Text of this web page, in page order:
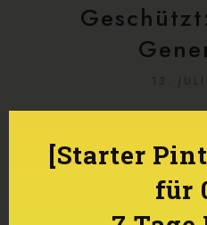
Bitte gib unten das
read
[Starter
für